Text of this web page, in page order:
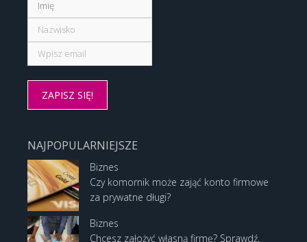
NAJPOPULARNIEJSZE
Biznes
Czy komornik może zająć konto firmowe
za prywatne długi?
Biznes
Chcesz założyć własną firmę? Sprawdź,